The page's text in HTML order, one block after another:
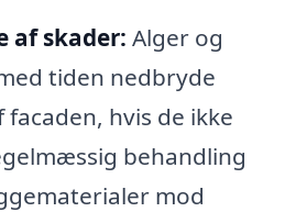
af skader: Alger og
tiden nedbryde
hvis de ikke
behandling
mod